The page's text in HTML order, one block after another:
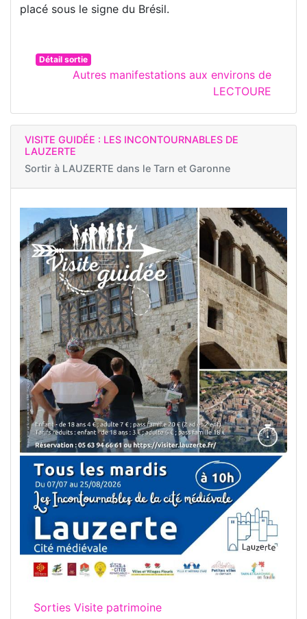
placé sous le signe du Brésil.
Détail sortie
Autres manifestations aux environs de
LECTOURE
VISITE GUIDÉE : LES INCONTOURNABLES DE
LAUZERTE
Sortir à LAUZERTE dans le Tarn et Garonne
Sorties Visite patrimoine